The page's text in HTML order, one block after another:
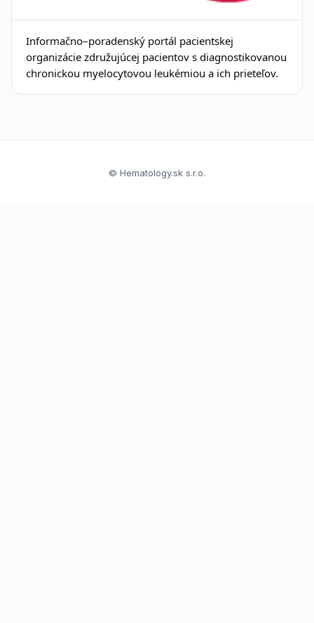
Informačno–poradenský portál pacientskej
organizácie združujúcej pacientov s diagnostikovanou
chronickou myelocytovou leukémiou a ich prieteľov.
© Hematology.sk s.r.o.